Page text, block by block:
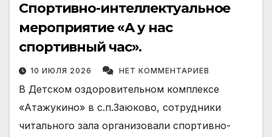
Спортивно-интеллектуальное
мероприятие «А у нас
спортивный час».
10 ИЮЛЯ 2026 НЕТ КОММЕНТАРИЕВ
В Детском оздоровительном комплексе
«Атажукино» в с.п.Заюково, сотрудники
читального зала организовали спортивно-